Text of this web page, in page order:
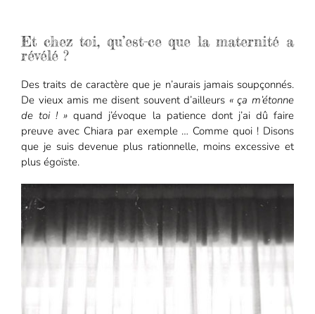
Et chez toi, qu’est-ce que la maternité a
révélé ?
Des traits de caractère que je n’aurais jamais soupçonnés.
De vieux amis me disent souvent d’ailleurs « ça m’étonne
de toi ! »quand j’évoque la patience dont j’ai dû faire
preuve avec Chiara par exemple … Comme quoi ! Disons
que je suis devenue plus rationnelle, moins excessive et
plus égoïste.